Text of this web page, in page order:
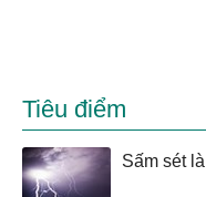
Tiêu điểm
Sấm sét